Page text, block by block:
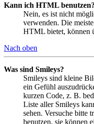
Kann ich HTML benutzen?
Nein, es ist nicht
verwenden. Die
HTML bietet, können
Nach oben
Was sind Smileys?
Smileys sind kleine
ein Gefühl
kurzen Code, z. B.
Liste aller Smileys
sehen. Versuche bitte
benutzen, sie können